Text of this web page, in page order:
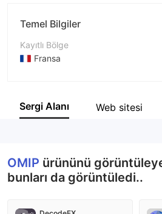
Temel Bilgiler
Kayıtlı Bölge
Fransa
Şirket Adı
Sergi Alanı Web sitesi
OMIP ürününü
bunları da görüntüledi..